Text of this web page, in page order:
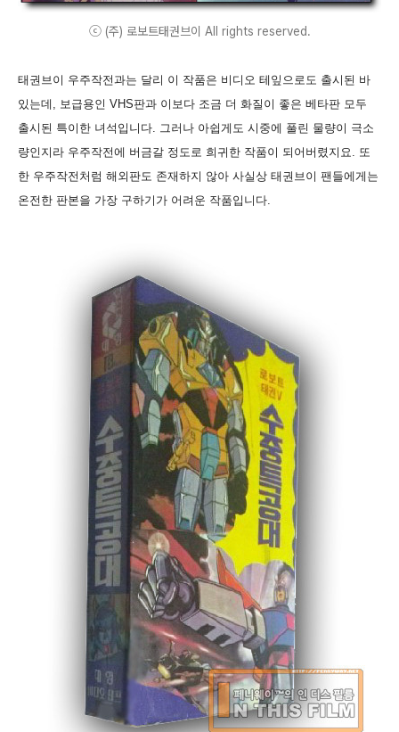
ⓒ (주) 로보트태권브이 All rights reserved.
태권브이 우주작전과는 달리 이 작품은 비디오 테잎으로도 출시된 바
있는데, 보급용인 VHS판과 이보다 조금 더 화질이 좋은 베타판 모두
출시된 특이한 녀석입니다. 그러나 아쉽게도 시중에 풀린 물량이 극소
량인지라 우주작전에 버금갈 정도로 희귀한 작품이 되어버렸지요. 또
한 우주작전처럼 해외판도 존재하지 않아 사실상 태권브이 팬들에게는
온전한 판본을 가장 구하기가 어려운 작품입니다.